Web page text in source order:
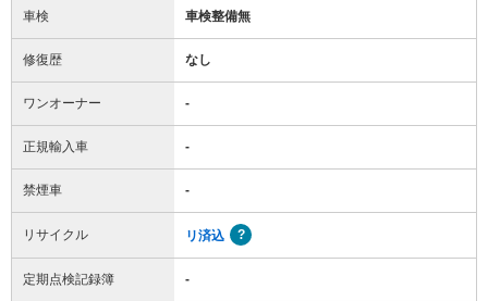
車検 車検整備無
修復歴 なし
ワンオーナー -
正規輸入車 -
禁煙車 -
リサイクル リ済込
定期点検記録簿 -